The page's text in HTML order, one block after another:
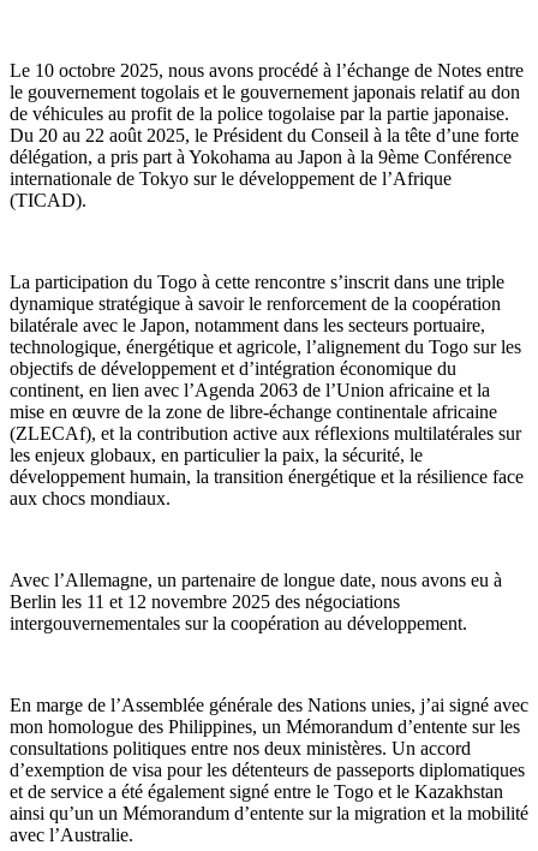
Le 10 octobre 2025, nous avons procédé à l’échange de Notes entre
le gouvernement togolais et le gouvernement japonais relatif au don
de véhicules au profit de la police togolaise par la partie japonaise.
Du 20 au 22 août 2025, le Président du Conseil à la tête d’une forte
délégation, a pris part à Yokohama au Japon à la 9ème Conférence
internationale de Tokyo sur le développement de l’Afrique
(TICAD).
La participation du Togo à cette rencontre s’inscrit dans une triple
dynamique stratégique à savoir le renforcement de la coopération
bilatérale avec le Japon, notamment dans les secteurs portuaire,
technologique, énergétique et agricole, l’alignement du Togo sur les
objectifs de développement et d’intégration économique du
continent, en lien avec l’Agenda 2063 de l’Union africaine et la
mise en œuvre de la zone de libre-échange continentale africaine
(ZLECAf), et la contribution active aux réflexions multilatérales sur
les enjeux globaux, en particulier la paix, la sécurité, le
développement humain, la transition énergétique et la résilience face
aux chocs mondiaux.
Avec l’Allemagne, un partenaire de longue date, nous avons eu à
Berlin les 11 et 12 novembre 2025 des négociations
intergouvernementales sur la coopération au développement.
En marge de l’Assemblée générale des Nations unies, j’ai signé avec
mon homologue des Philippines, un Mémorandum d’entente sur les
consultations politiques entre nos deux ministères. Un accord
d’exemption de visa pour les détenteurs de passeports diplomatiques
et de service a été également signé entre le Togo et le Kazakhstan
ainsi qu’un un Mémorandum d’entente sur la migration et la mobilité
avec l’Australie.